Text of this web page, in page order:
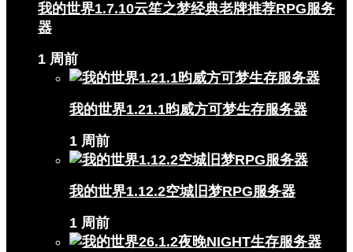
我的世界1.7.10云笙之梦经典老牌推荐RPG服务
器
1 周前
我的世界1.21.1昀威方可梦生存服务器
1 周前
我的世界1.12.2空城旧梦RPG服务器
1 周前